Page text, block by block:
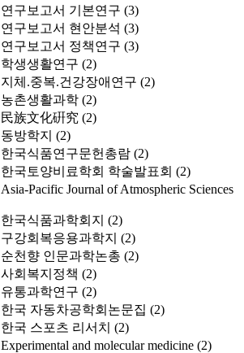
연구보고서 기본연구 (3)
연구보고서 현안분석 (3)
연구보고서 정책연구 (3)
학생생활연구 (2)
지체.중복.건강장애연구 (2)
농촌생활과학 (2)
民族文化硏究 (2)
동방학지 (2)
한국식품연구문헌총람 (2)
한국토양비료학회 학술발표회 (2)
Asia-Pacific Journal of Atmospheric Sciences
한국식품과학회지 (2)
구강회복응용과학지 (2)
순천향 인문과학논총 (2)
사회복지정책 (2)
유통과학연구 (2)
한국 자동차공학회논문집 (2)
한국 스포츠 리서치 (2)
Experimental and molecular medicine (2)